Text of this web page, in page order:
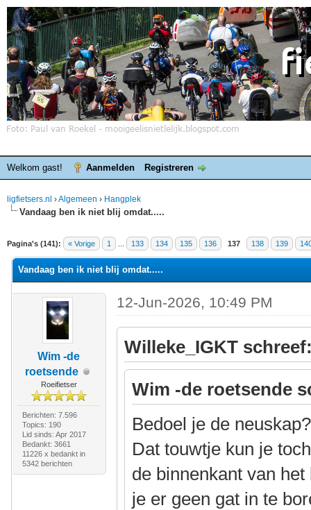
Welkom gast! Aanmelden Registreren
ligfietsers.nl ›Algemeen › Hangplek
Vandaag ben ik niet blij omdat.....
Pagina's (141): « Vorige 1 133 134 135 136 137 138 139
waardering is 4.4
Vandaag ben ik niet blij omdat.....
Wim -de
roetsende
Roeifietser
Berichten: 7.596
Topics: 190
Lid sinds: Apr 2017
Bedankt: 3661
11226 x bedankt in
5342 berichten
12-Jun-2026, 10:49 PM
Willeke_IGKT
Wim -de roetsende
Bedoel je de neuskap?
Dat touwtje kun je
de binnenkant van
je er geen gat in te